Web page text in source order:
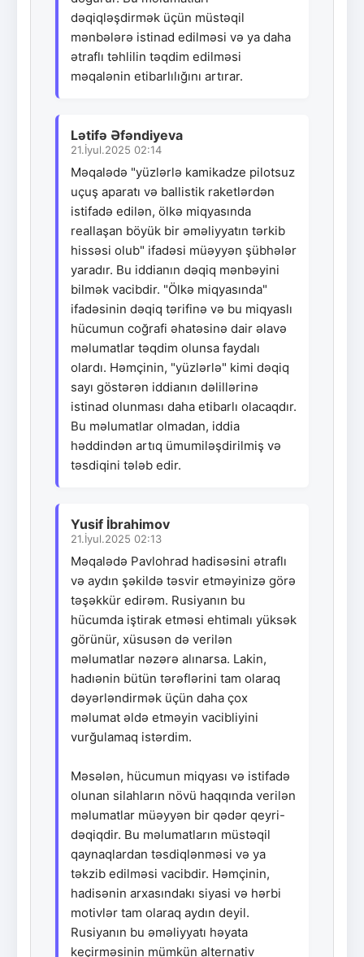
dəqiqləşdirmək üçün müstəqil
mənbələrə istinad edilməsi və ya daha
ətraflı təhlilin təqdim edilməsi
məqalənin etibarlılığını artırar.
Lətifə Əfəndiyeva
21.İyul.2025 02:14
Məqalədə "yüzlərlə kamikadze pilotsuz
uçuş aparatı və ballistik raketlərdən
istifadə edilən, ölkə miqyasında
reallaşan böyük bir əməliyyatın tərkib
hissəsi olub" ifadəsi müəyyən şübhələr
yaradır. Bu iddianın dəqiq mənbəyini
bilmək vacibdir. "Ölkə miqyasında"
ifadəsinin dəqiq tərifinə və bu miqyaslı
hücumun coğrafi əhatəsinə dair əlavə
məlumatlar təqdim olunsa faydalı
olardı. Həmçinin, "yüzlərlə" kimi dəqiq
sayı göstərən iddianın dəlillərinə
istinad olunması daha etibarlı olacaqdır.
Bu məlumatlar olmadan, iddia
həddindən artıq ümumiləşdirilmiş və
təsdiqini tələb edir.
Yusif İbrahimov
21.İyul.2025 02:13
Məqalədə Pavlohrad hadisəsini ətraflı
və aydın şəkildə təsvir etməyinizə görə
təşəkkür edirəm. Rusiyanın bu
hücumda iştirak etməsi ehtimalı yüksək
görünür, xüsusən də verilən
məlumatlar nəzərə alınarsa. Lakin,
hadıənin bütün tərəflərini tam olaraq
dəyərləndirmək üçün daha çox
məlumat əldə etməyin vacibliyini
vurğulamaq istərdim.
Məsələn, hücumun miqyası və istifadə
olunan silahların növü haqqında verilən
məlumatlar müəyyən bir qədər qeyri-
dəqiqdir. Bu məlumatların müstəqil
qaynaqlardan təsdiqlənməsi və ya
təkzib edilməsi vacibdir. Həmçinin,
hadisənin arxasındakı siyasi və hərbi
motivlər tam olaraq aydın deyil.
Rusiyanın bu əməliyyatı həyata
keçirməsinin mümkün alternativ